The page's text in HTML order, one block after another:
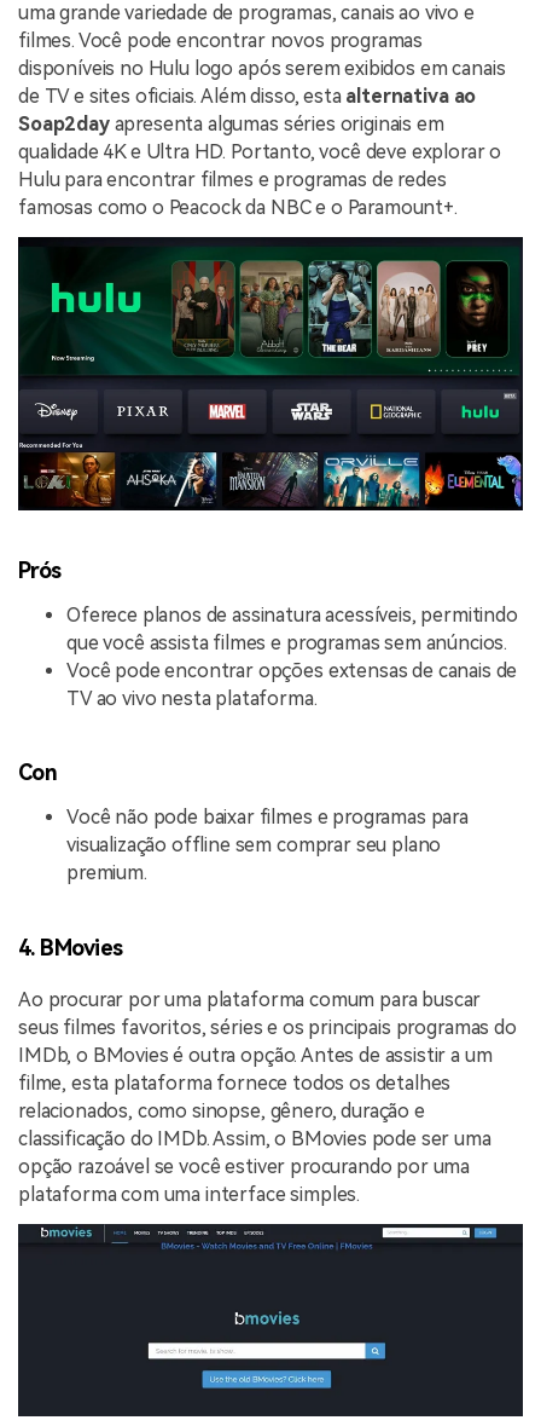
uma grande variedade de programas, canais ao vivo e
filmes. Você pode encontrar novos programas
disponíveis no Hulu logo após serem exibidos em canais
de TV e sites oficiais. Além disso, esta alternativa ao
Soap2dayapresenta algumas séries originais em
qualidade 4K e Ultra HD. Portanto, você deve explorar o
Hulu para encontrar filmes e programas de redes
famosas como o Peacock da NBC e o Paramount+.
Prós
Oferece planos de assinatura acessíveis, permitindo
que você assista filmes e programas sem anúncios.
Você pode encontrar opções extensas de canais de
TV ao vivo nesta plataforma.
Con
Você não pode baixar filmes e programas para
visualização offline sem comprar seu plano
premium.
4. BMovies
Ao procurar por uma plataforma comum para buscar
seus filmes favoritos, séries e os principais programas do
IMDb, o BMovies é outra opção. Antes de assistir a um
filme, esta plataforma fornece todos os detalhes
relacionados, como sinopse, gênero, duração e
classificação do IMDb. Assim, o BMovies pode ser uma
opção razoável se você estiver procurando por uma
plataforma com uma interface simples.